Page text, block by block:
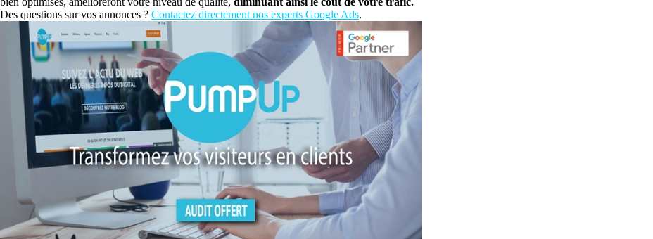
Des questions sur vos annonces ? Contactez directement nos experts Google Ads.